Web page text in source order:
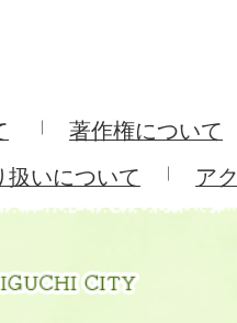
著作権について
扱いについて
ア